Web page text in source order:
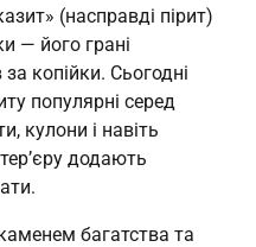
(насправді пірит)
— його грані
копійки. Сьогодні
популярні серед
кулони і навіть
додають
багатства та